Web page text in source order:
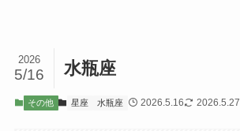
水瓶座
2026
5/16
その他 星座 水瓶座 2026.5.16 2026.5.27